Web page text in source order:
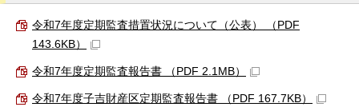
令和7年度定期監査措置状況について（公表） （PDF
143.6KB）
令和7年度定期監査報告書 （PDF 2.1MB）
令和7年度子吉財産区定期監査報告書 （PDF 167.7KB）